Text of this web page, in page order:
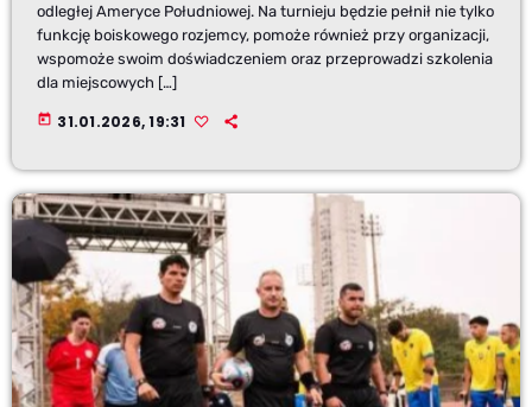
odległej Ameryce Południowej. Na turnieju będzie pełnił nie tylko
funkcję boiskowego rozjemcy, pomoże również przy organizacji,
wspomoże swoim doświadczeniem oraz przeprowadzi szkolenia
dla miejscowych […]
today 31.01.2026, 19:31